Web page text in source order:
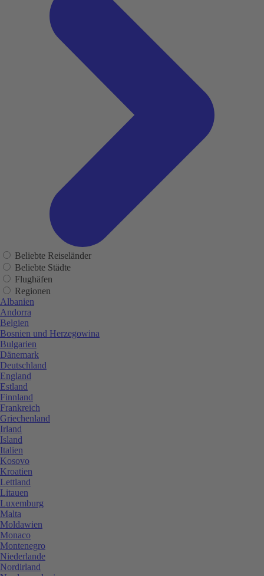
Beliebte Reiseländer
Beliebte Städte
Flughäfen
Regionen
Albanien
Andorra
Belgien
Bosnien und Herzegowina
Bulgarien
Dänemark
Deutschland
England
Estland
Finnland
Frankreich
Griechenland
Irland
Island
Italien
Kosovo
Kroatien
Lettland
Litauen
Luxemburg
Malta
Moldawien
Monaco
Montenegro
Niederlande
Nordirland